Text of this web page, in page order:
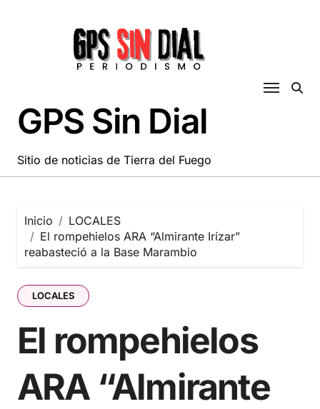
GPS Sin Dial
Sitio de noticias de Tierra del Fuego
Inicio
LOCALES
El rompehielos ARA “Almirante Irízar”
reabasteció a la Base Marambio
LOCALES
El rompehielos
ARA “Almirante